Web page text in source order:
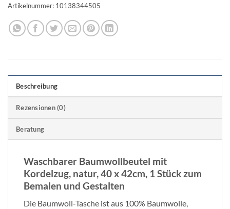
Artikelnummer: 10138344505
Beschreibung
Rezensionen (0)
Beratung
Waschbarer Baumwollbeutel mit
Kordelzug, natur, 40 x 42cm, 1 Stück zum
Bemalen und Gestalten
Die Baumwoll-Tasche ist aus 100% Baumwolle,